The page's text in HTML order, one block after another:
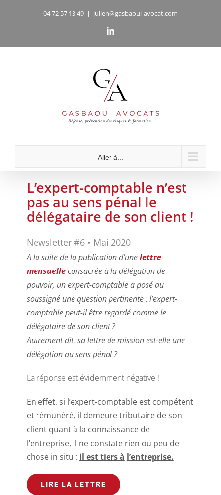
04 72 57 13 49 | julien@gasbaoui-avocat.com
LinkedIn
Aller à...
L’expert-comptable n’est
pas au sens pénal le
délégataire de son client !
Newsletter #6 • Mai 2020
A la suite de la publication d’unelettre
mensuelleconsacrée à la délégation de
pouvoir, un expert-comptable a posé au
soussigné une question pertinente : l’expert-
comptable peut-il être regardé comme le
délégataire de son client ?
Autrement dit, sa lettre de mission est-elle une
délégation au sens pénal ?
La réponse est évidemment négative !
En effet, si l’expert-comptable est compétent
et rémunéré, il demeure tributaire de son
client quant à la connaissance de
l’entreprise, il ne constate rien ou peu de
chose in situ : il est tiers à l’entreprise.
LIRE LA LETTRE